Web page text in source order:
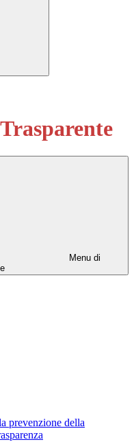
Menu di
prevenzione della